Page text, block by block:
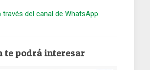
través del canal de WhatsApp
te podrá interesar